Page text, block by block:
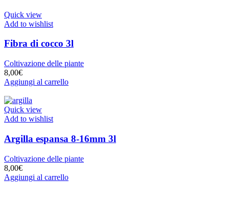
Quick view
Add to wishlist
Fibra di cocco 3l
Coltivazione delle piante
8,00€
Aggiungi al carrello
Quick view
Add to wishlist
Argilla espansa 8-16mm 3l
Coltivazione delle piante
8,00€
Aggiungi al carrello